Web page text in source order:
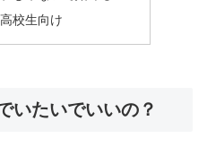
校生向け
いたいでいいの？